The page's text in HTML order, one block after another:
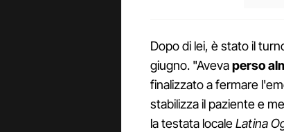
Dopo di lei, è stato il
giugno. "Avevaperso
finalizzato a fermare
stabilizza il paziente e
la testata localeLatina